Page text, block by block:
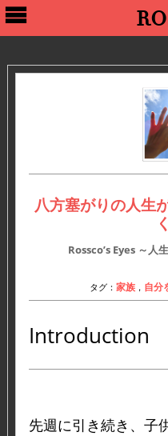
八方塞がりの人生
Rossco’s Eyes ～人
タグ：家族 ， 自分
Introduction
先週に引き続き、子